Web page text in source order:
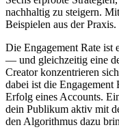
nachhaltig zu steigern.
Beispielen aus der Praxis.
Die Engagement Rate
— und gleichzeitig eine
Creator konzentrieren
dabei ist die
Erfolg eines Accounts.
dein Publikum aktiv mit
den Algorithmus dazu